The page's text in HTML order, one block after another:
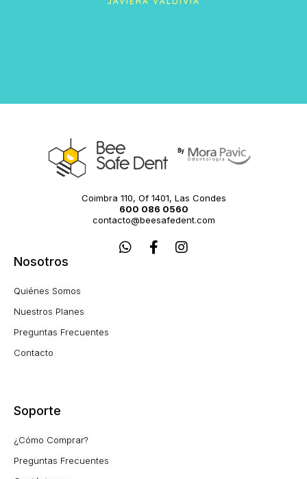
Coimbra 110, Of 1401, Las Condes
600 086 0560
contacto@beesafedent.com
W
h
F
a
I
n
Nosotros
Quiénes Somos
Nuestros Planes
Preguntas Frecuentes
Contacto
Soporte
¿Cómo Comprar?
Preguntas Frecuentes